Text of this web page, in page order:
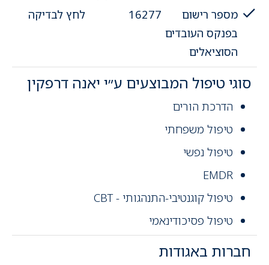
מספר רישום
בפנקס העובדים
הסוציאלים
16277 לחץ לבדיקה
סוגי טיפול המבוצעים ע״י יאנה דרפקין
הדרכת הורים
טיפול משפחתי
טיפול נפשי
EMDR
טיפול קוגנטיבי-התנהגותי - CBT
טיפול פסיכודינאמי
חברות באגודות